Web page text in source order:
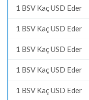
1 BSV Kaç USD Eder
1 BSV Kaç USD Eder
1 BSV Kaç USD Eder
1 BSV Kaç USD Eder
1 BSV Kaç USD Eder